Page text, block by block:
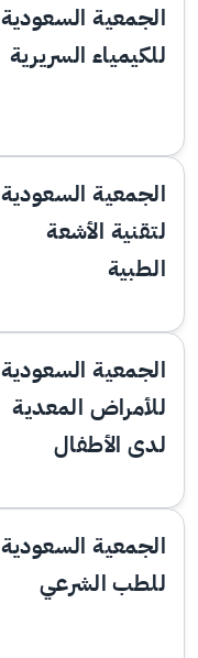
الجمعية السعودية
للكيمياء السريرية
الجمعية السعودية
لتقنية الأشعة
الطبية
الجمعية السعودية
للأمراض المعدية
لدى الأطفال
الجمعية السعودية
للطب الشرعي